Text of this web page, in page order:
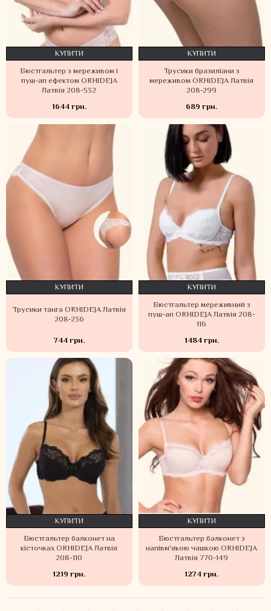
Бюстгальтер з мереживом і
пуш-ап ефектом ORHIDEJA
Латвія 208-532
1644 грн.
КУПИТИ
Трусики бразиліани з
мереживом ORHIDEJA Латвія
208-299
689 грн.
КУПИТИ
Трусики танга ORHIDEJA Латвія
208-236
744 грн.
КУПИТИ
Бюстгальтер мереживний з
пуш-ап ORHIDEJA Латвія 208-
116
1484 грн.
КУПИТИ
Бюстгальтер балконет на
кісточках ORHIDEJA Латвія
208-110
1219 грн.
КУПИТИ
Бюстгальтер балконет з
напівм'якою чашкою ORHIDEJA
Латвія 770-149
1274 грн.
КУПИТИ